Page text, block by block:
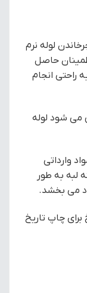
لوله نرم
حاصل
راحتی انجام
شود لوله
وارداتی
لبه به طور
می بخشد.
چاپ تاریخ